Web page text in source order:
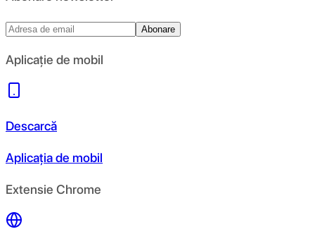
Abonare
Aplicație de mobil
Descarcă
Aplicația de mobil
Extensie Chrome